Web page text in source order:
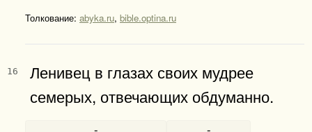
Толкование: abyka.ru, bible.optina.ru
16
Ленивец в глазах своих мудрее
семерых, отвечающих обдуманно.